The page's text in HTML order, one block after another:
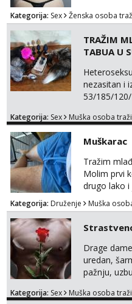
Kategorija: Sex Ženska osoba
TRAŽIM
TABUA U
nezasitan i
53/185/
VEČER u
udaljenost
bez TABUA
analnih
Kategorija: Sex Muška osoba
Muškarac
Tražim
Molim prvi
drugo lako
sve u
Kategorija: Druženje Muška
Drage
uredan,
pažnju,
snažnoj
Kategorija: Sex Muška osoba